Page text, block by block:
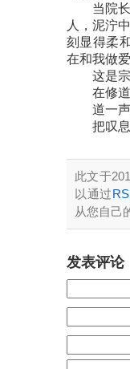
当院长
人，泥泞
刻显得柔
在和我做
这是宗
在修道
道一声
把叹息
此文于
以通过
从您自己
发表评论